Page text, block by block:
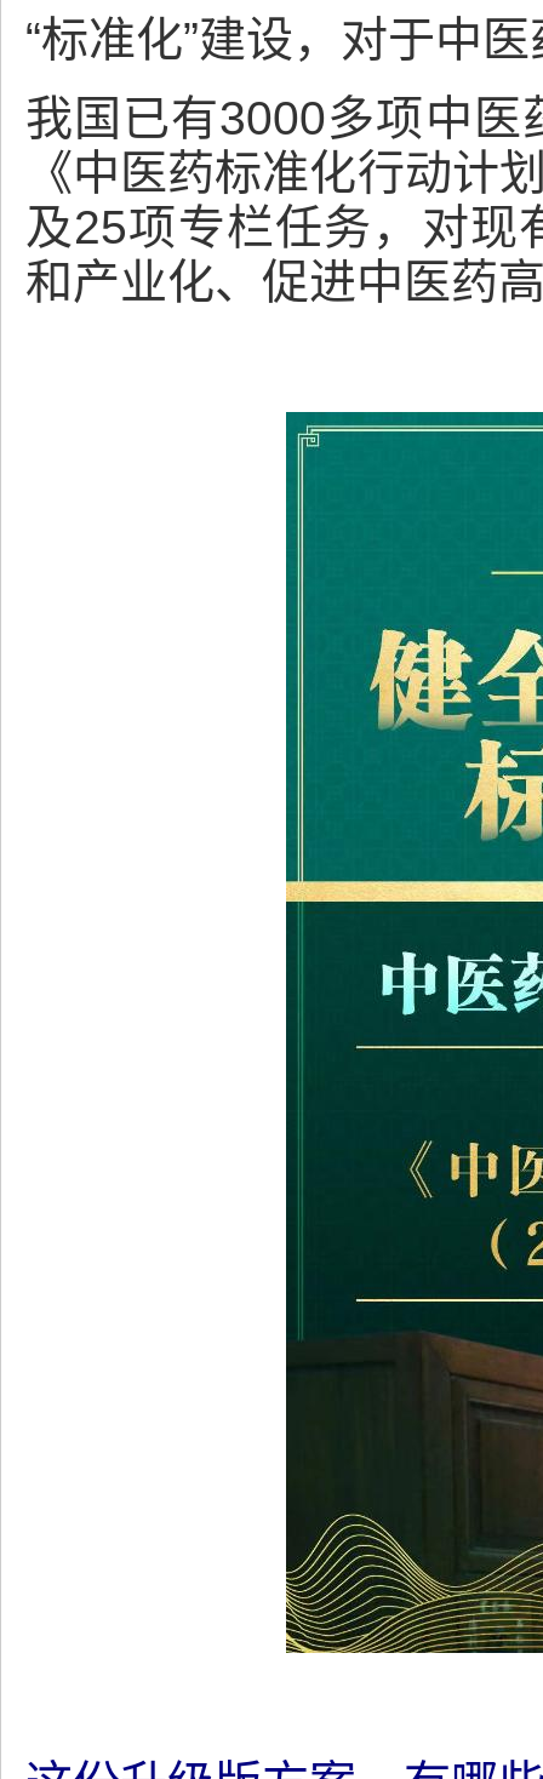
“标准化”建设，对于中
我国已有3000多项中
《中医药标准化行动计
及25项专栏任务，对现
和产业化、促进中医药